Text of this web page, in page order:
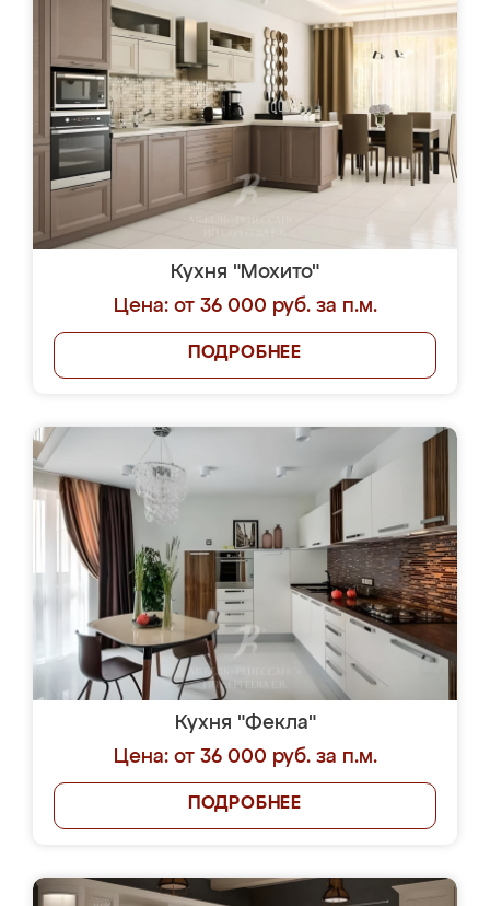
Кухня "Мохито"
Цена: от 36 000 руб. за п.м.
ПОДРОБНЕЕ
Кухня "Фекла"
Цена: от 36 000 руб. за п.м.
ПОДРОБНЕЕ